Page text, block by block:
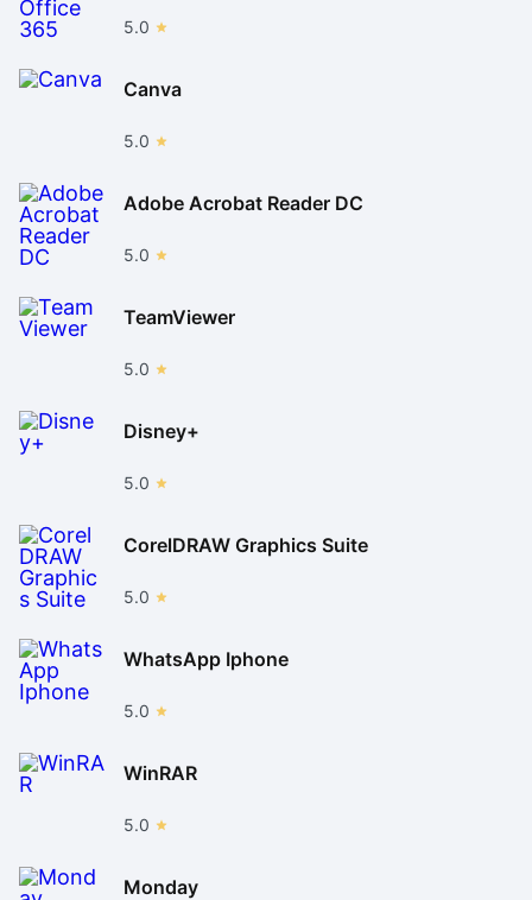
5.0
Canva
5.0
Adobe Acrobat Reader DC
5.0
TeamViewer
5.0
Disney+
5.0
CorelDRAW Graphics Suite
5.0
WhatsApp Iphone
5.0
WinRAR
5.0
Monday